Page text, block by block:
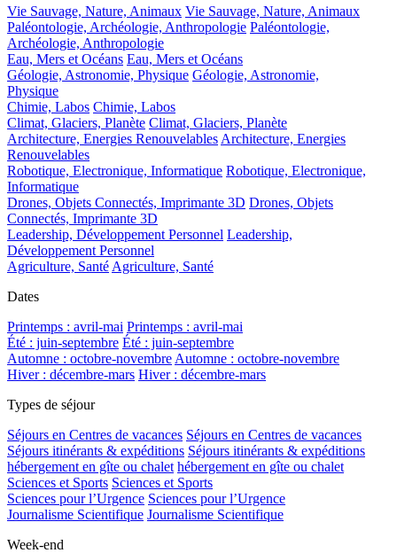
Vie Sauvage, Nature, Animaux Vie Sauvage, Nature, Animaux
Paléontologie, Archéologie, Anthropologie Paléontologie,
Archéologie, Anthropologie
Eau, Mers et Océans Eau, Mers et Océans
Géologie, Astronomie, Physique Géologie, Astronomie,
Physique
Chimie, Labos Chimie, Labos
Climat, Glaciers, Planète Climat, Glaciers, Planète
Architecture, Energies Renouvelables Architecture, Energies
Renouvelables
Robotique, Electronique, Informatique Robotique, Electronique,
Informatique
Drones, Objets Connectés, Imprimante 3D Drones, Objets
Connectés, Imprimante 3D
Leadership, Développement Personnel Leadership,
Développement Personnel
Agriculture, Santé Agriculture, Santé
Dates
Printemps : avril-mai Printemps : avril-mai
Été : juin-septembre Été : juin-septembre
Automne : octobre-novembre Automne : octobre-novembre
Hiver : décembre-mars Hiver : décembre-mars
Types de séjour
Séjours en Centres de vacances Séjours en Centres de vacances
Séjours itinérants & expéditions Séjours itinérants & expéditions
hébergement en gîte ou chalet hébergement en gîte ou chalet
Sciences et Sports Sciences et Sports
Sciences pour l’Urgence Sciences pour l’Urgence
Journalisme Scientifique Journalisme Scientifique
Week-end